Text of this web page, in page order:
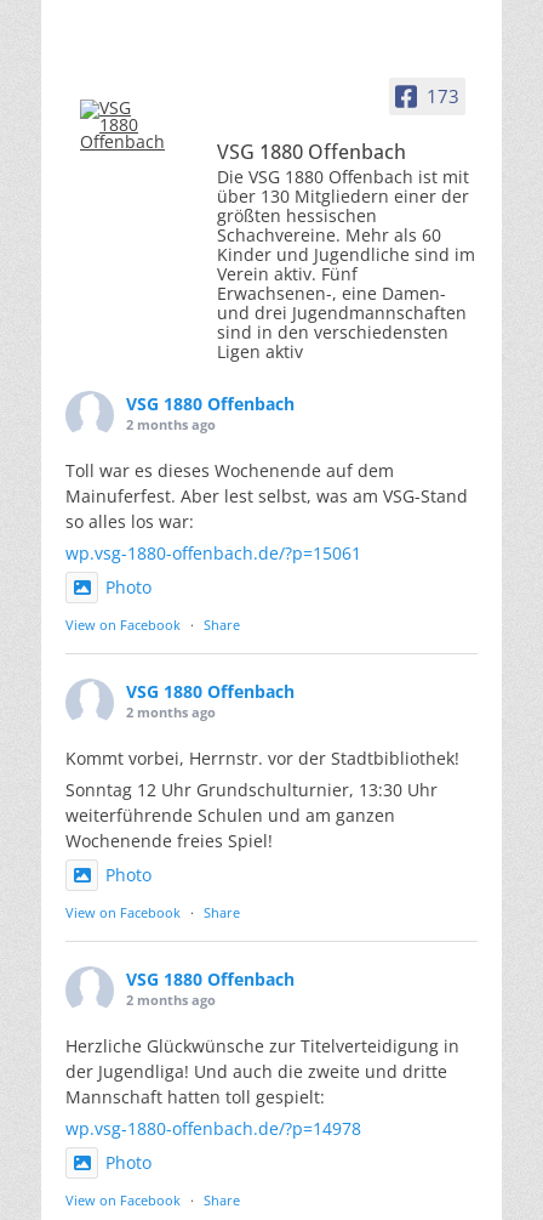
173
VSG 1880 Offenbach
Die VSG 1880 Offenbach ist mit
über 130 Mitgliedern einer der
größten hessischen
Schachvereine. Mehr als 60
Kinder und Jugendliche sind im
Verein aktiv. Fünf
Erwachsenen-, eine Damen-
und drei Jugendmannschaften
sind in den verschiedensten
Ligen aktiv
VSG 1880 Offenbach
2 months ago
Toll war es dieses Wochenende auf dem
Mainuferfest. Aber lest selbst, was am VSG-Stand
so alles los war:
wp.vsg-1880-offenbach.de/?p=15061
Photo
View on Facebook · Share
VSG 1880 Offenbach
2 months ago
Kommt vorbei, Herrnstr. vor der Stadtbibliothek!
Sonntag 12 Uhr Grundschulturnier, 13:30 Uhr
weiterführende Schulen und am ganzen
Wochenende freies Spiel!
Photo
View on Facebook · Share
VSG 1880 Offenbach
2 months ago
Herzliche Glückwünsche zur Titelverteidigung in
der Jugendliga! Und auch die zweite und dritte
Mannschaft hatten toll gespielt:
wp.vsg-1880-offenbach.de/?p=14978
Photo
View on Facebook · Share